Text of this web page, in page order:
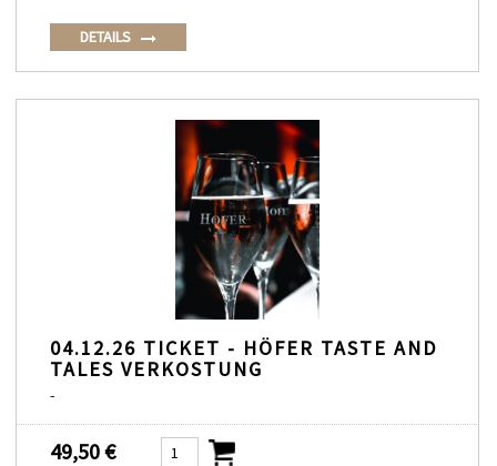
DETAILS
04.12.26 TICKET - HÖFER TASTE AND
TALES VERKOSTUNG
-
49,50 €